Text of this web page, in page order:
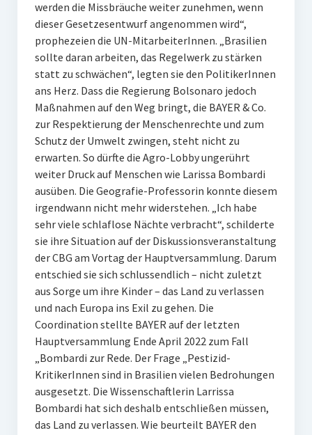
werden die Missbräuche weiter zunehmen, wenn
dieser Gesetzesentwurf angenommen wird“,
prophezeien die UN-MitarbeiterInnen. „Brasilien
sollte daran arbeiten, das Regelwerk zu stärken
statt zu schwächen“, legten sie den PolitikerInnen
ans Herz. Dass die Regierung Bolsonaro jedoch
Maßnahmen auf den Weg bringt, die BAYER & Co.
zur Respektierung der Menschenrechte und zum
Schutz der Umwelt zwingen, steht nicht zu
erwarten. So dürfte die Agro-Lobby ungerührt
weiter Druck auf Menschen wie Larissa Bombardi
ausüben. Die Geografie-Professorin konnte diesem
irgendwann nicht mehr widerstehen. „Ich habe
sehr viele schlaflose Nächte verbracht“, schilderte
sie ihre Situation auf der Diskussionsveranstaltung
der CBG am Vortag der Hauptversammlung. Darum
entschied sie sich schlussendlich – nicht zuletzt
aus Sorge um ihre Kinder – das Land zu verlassen
und nach Europa ins Exil zu gehen. Die
Coordination stellte BAYER auf der letzten
Hauptversammlung Ende April 2022 zum Fall
„Bombardi zur Rede. Der Frage „Pestizid-
KritikerInnen sind in Brasilien vielen Bedrohungen
ausgesetzt. Die Wissenschaftlerin Larrissa
Bombardi hat sich deshalb entschließen müssen,
das Land zu verlassen. Wie beurteilt BAYER den